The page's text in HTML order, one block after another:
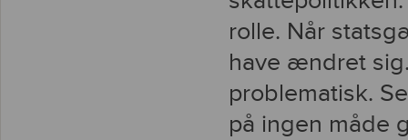
rolle. Når
have ændret
problematisk.
på ingen måde